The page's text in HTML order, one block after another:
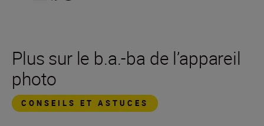
Plus sur le b.a.-ba de l’appareil
photo
CONSEILS ET ASTUCES